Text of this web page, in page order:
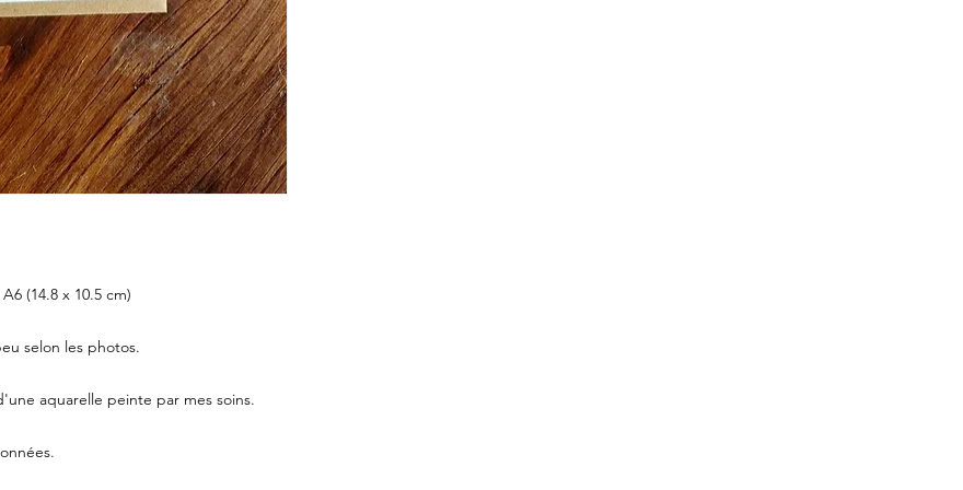
(14.8 x 10.5 cm)
selon les photos.
aquarelle peinte par mes soins.